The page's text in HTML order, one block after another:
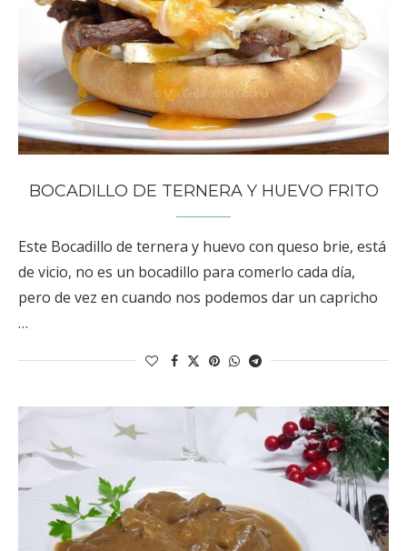
BOCADILLO DE TERNERA Y HUEVO FRITO
Este Bocadillo de ternera y huevo con queso brie, está
de vicio, no es un bocadillo para comerlo cada día,
pero de vez en cuando nos podemos dar un capricho
…